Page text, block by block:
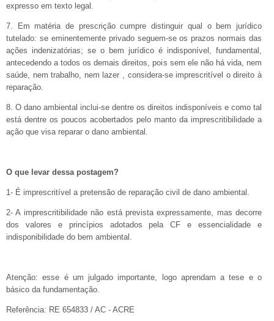
expresso em texto legal.
7. Em matéria de prescrição cumpre distinguir qual o bem jurídico
tutelado: se eminentemente privado seguem-se os prazos normais das
ações indenizatórias; se o bem jurídico é indisponível, fundamental,
antecedendo a todos os demais direitos, pois sem ele não há vida, nem
saúde, nem trabalho, nem lazer , considera-se imprescritível o direito à
reparação.
8. O dano ambiental inclui-se dentre os direitos indisponíveis e como tal
está dentre os poucos acobertados pelo manto da imprescritibilidade a
ação que visa reparar o dano ambiental.
O que levar dessa postagem?
1- É imprescritível a pretensão de reparação civil de dano ambiental.
2- A imprescritibilidade não está prevista expressamente, mas decorre
dos valores e princípios adotados pela CF e essencialidade e
indisponibilidade do bem ambiental.
Atenção: esse é um julgado importante, logo aprendam a tese e o
básico da fundamentação.
Referência: RE 654833 / AC - ACRE